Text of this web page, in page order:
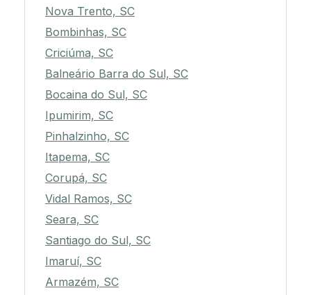
Nova Trento, SC
Bombinhas, SC
Criciúma, SC
Balneário Barra do Sul, SC
Bocaina do Sul, SC
Ipumirim, SC
Pinhalzinho, SC
Itapema, SC
Corupá, SC
Vidal Ramos, SC
Seara, SC
Santiago do Sul, SC
Imaruí, SC
Armazém, SC